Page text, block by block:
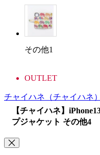
その他1
OUTLET
チャイハネ （チャイハネ）
【チャイハネ】
プジャケット その他4